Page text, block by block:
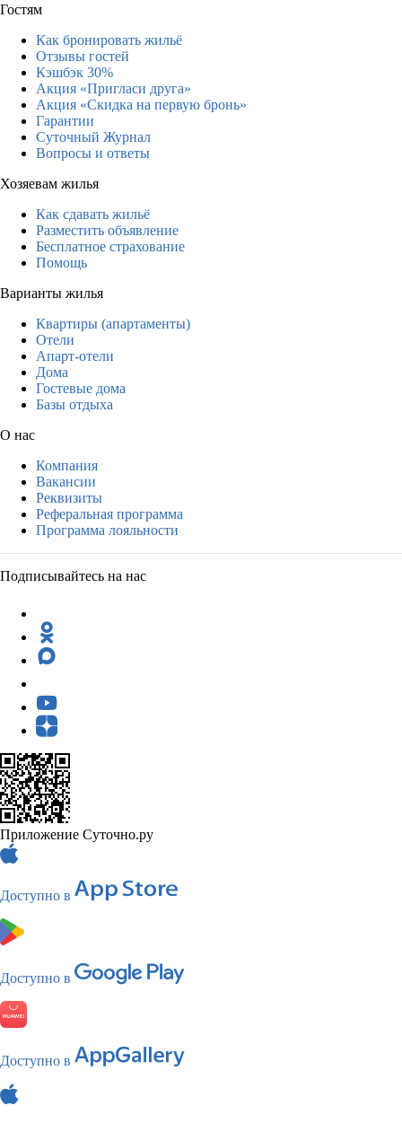
Гостям
Как бронировать жильё
Отзывы гостей
Кэшбэк 30%
Акция «Пригласи друга»
Акция «Скидка на первую бронь»
Гарантии
Суточный Журнал
Вопросы и ответы
Хозяевам жилья
Как сдавать жильё
Разместить объявление
Бесплатное страхование
Помощь
Варианты жилья
Квартиры (апартаменты)
Отели
Апарт-отели
Дома
Гостевые дома
Базы отдыха
О нас
Компания
Вакансии
Реквизиты
Реферальная программа
Программа лояльности
Подписывайтесь на нас
Приложение Суточно.ру
Доступно в
Доступно в
Доступно в